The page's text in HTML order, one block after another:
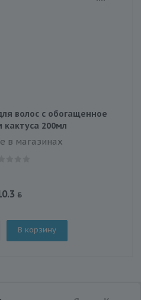
волос с обогащенное
кактуса 200мл
в магазинах
В корзину